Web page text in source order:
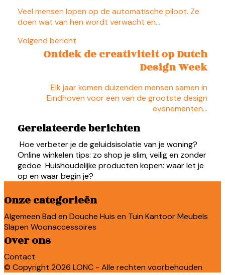
Veel mensen lopen op de automatische piloot. Ze
doen wat van hen wordt verwacht en…
Volgend bericht
Ontdek de creativiteit op Dutch
Design Week
Elk jaar komen duizenden mensen samen in
Eindhoven voor een van de grootste design
evenementen…
Gerelateerde berichten
Hoe verbeter je de geluidsisolatie van je woning?
Online winkelen tips: zo shop je slim, veilig en zonder
gedoe Huishoudelijke producten kopen: waar let je
op en waar begin je?
Onze categorieën
Algemeen Bad en Douche Huis en Tuin KantoorMeubels
Slapen Woonaccessoires
Over ons
Contact
© Copyright 2026 LONC - Alle rechten voorbehouden